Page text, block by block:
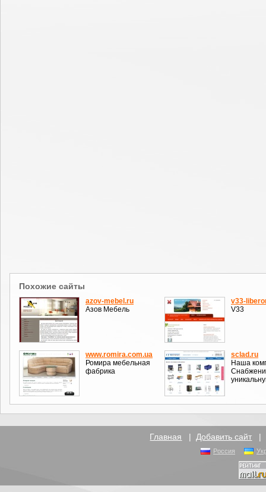
Похожие сайты
azov-mebel.ru
Азов Мебель
v33-
V33
www.romira.com.ua
Ромира мебельная
фабрика
sclad.ru
Наша
Главная | Добавить сайт |
Россия